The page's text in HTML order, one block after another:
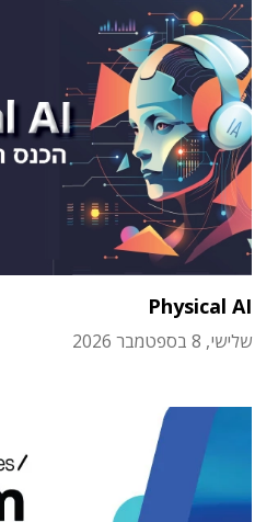
Physical AI
שלישי, 8 בספטמבר 2026